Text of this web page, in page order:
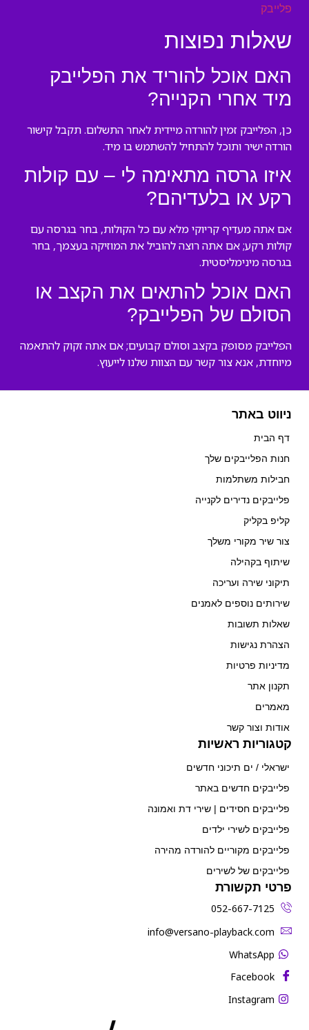
פלייבק
שאלות נפוצות
האם אוכל להוריד את הפלייבק
מיד אחרי הקנייה?
כן, הפלייבק זמין להורדה מיידית לאחר התשלום. תקבל קישור
הורדה ישיר ותוכל להתחיל להשתמש בו מיד.
איזו גרסה מתאימה לי – עם קולות
רקע או בלעדיהם?
אם אתה מעדיף קריוקי מלא עם כל הקולות, בחר בגרסה עם
קולות רקע; אם אתה רוצה להוביל את המוזיקה בעצמך, בחר
בגרסה מינימליסטית.
האם אוכל להתאים את הקצב או
הסולם של הפלייבק?
הפלייבק מסופק בקצב וסולם קבועים; אם אתה זקוק להתאמה
מיוחדת, אנא צור קשר עם הצוות שלנו לייעוץ.
ניווט באתר
דף הבית
חנות הפלייבקים שלך
חבילות משתלמות
פלייבקים נדירים לקנייה
קליפ בקליק
צור שיר מקורי משלך
שיתוף בקהילה
תיקוני שירה ועריכה
שירותים נוספים לאמנים
שאלות תשובות
הצהרת נגישות
מדיניות פרטיות
תקנון אתר
מאמרים
אודות וצור קשר
קטגוריות ראשיות
ישראלי / ים תיכוני חדשים
פלייבקים חדשים באתר
פלייבקים חסידים | שירי דת ואמונה
פלייבקים לשירי ילדים
פלייבקים מקוריים להורדה מהירה
פלייבקים של לשירים
פרטי תקשורת
052-667-7125
‫info@versano-playback.com‬
WhatsApp
Facebook
Instagram